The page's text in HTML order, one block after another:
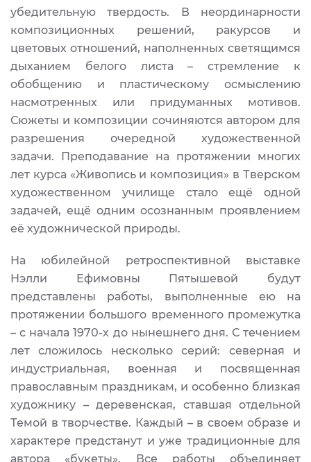
убедительную твердость. В неординарности
композиционных решений, ракурсов и
цветовых отношений, наполненных светящимся
дыханием белого листа – стремление к
обобщению и пластическому осмыслению
насмотренных или придуманных мотивов.
Сюжеты и композиции сочиняются автором для
разрешения очередной художественной
задачи. Преподавание на протяжении многих
лет курса «Живопись и композиция» в Тверском
художественном училище стало ещё одной
задачей, ещё одним осознанным проявлением
её художнической природы.
На юбилейной ретроспективной выставке
Нэлли Ефимовны Пятышевой будут
представлены работы, выполненные ею на
протяжении большого временного промежутка
– с начала 1970-х до нынешнего дня. С течением
лет сложилось несколько серий: северная и
индустриальная, военная и посвященная
православным праздникам, и особенно близкая
художнику – деревенская, ставшая отдельной
Темой в творчестве. Каждый – в своем образе и
характере предстанут и уже традиционные для
автора «букеты». Все работы объединяет